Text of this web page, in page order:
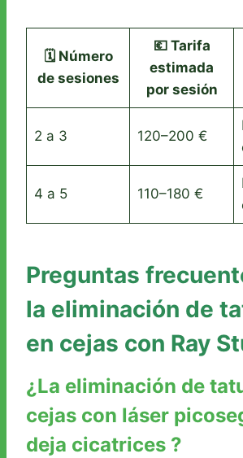
🗓️ Número
de sesiones
💶 Tarifa
estimada
por sesión
2 a 3 120–200 €
4 a 5 110–180 €
Preguntas
la eliminación de
en cejas con Ray
¿La eliminación de
cejas con láser
deja cicatrices ?